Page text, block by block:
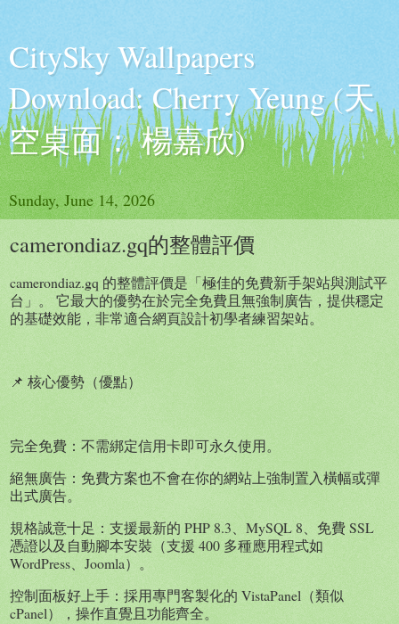
CitySky Wallpapers
Download: Cherry Yeung (天
空桌面： 楊嘉欣)
Sunday, June 14, 2026
camerondiaz.gq的整體評價
camerondiaz.gq 的整體評價是「極佳的免費新手架站與測試平
台」。 它最大的優勢在於完全免費且無強制廣告，提供穩定
的基礎效能，非常適合網頁設計初學者練習架站。
📌 核心優勢（優點）
完全免費：不需綁定信用卡即可永久使用。
絕無廣告：免費方案也不會在你的網站上強制置入橫幅或彈
出式廣告。
規格誠意十足：支援最新的 PHP 8.3、MySQL 8、免費 SSL
憑證以及自動腳本安裝（支援 400 多種應用程式如
WordPress、Joomla）。
控制面板好上手：採用專門客製化的 VistaPanel（類似
cPanel），操作直覺且功能齊全。